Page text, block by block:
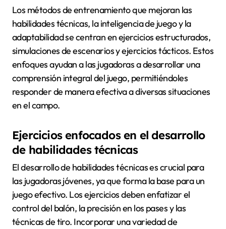
Los métodos de entrenamiento que mejoran las
habilidades técnicas, la inteligencia de juego y la
adaptabilidad se centran en ejercicios estructurados,
simulaciones de escenarios y ejercicios tácticos. Estos
enfoques ayudan a las jugadoras a desarrollar una
comprensión integral del juego, permitiéndoles
responder de manera efectiva a diversas situaciones
en el campo.
Ejercicios enfocados en el desarrollo
de habilidades técnicas
El desarrollo de habilidades técnicas es crucial para
las jugadoras jóvenes, ya que forma la base para un
juego efectivo. Los ejercicios deben enfatizar el
control del balón, la precisión en los pases y las
técnicas de tiro. Incorporar una variedad de